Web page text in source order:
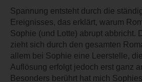
Spannung entsteht durch die
Ereignisses, das erklärt, warum
Sophie (und Lotte) abrupt abbricht.
zieht sich durch den gesamten
allem bei Sophie eine Leerstelle,
Auflösung erfolgt jedoch erst ganz
Besonders berührt hat mich